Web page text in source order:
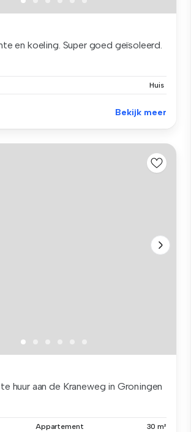
en koeling. Super goed geïsoleerd.
Huis
Bekijk meer
huur aan de Kraneweg in Groningen
Appartement 30 m²